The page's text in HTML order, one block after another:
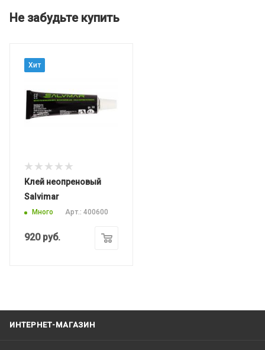
Не забудьте купить
Хит
Клей неопреновый
Salvimar
Много Арт.: 400600
920руб.
ИНТЕРНЕТ-МАГАЗИН